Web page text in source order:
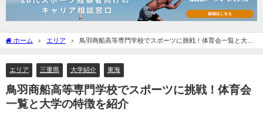
ホーム エリア
鳥羽商船高等専門学校でスポーツに挑戦！体育会一覧と大学
の特徴を紹介
エリア 三重県 大学紹介 東海
鳥羽商船高等専門学校でスポーツに挑戦！体育会
一覧と大学の特徴を紹介